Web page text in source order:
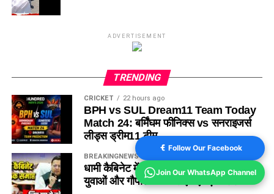
ADVERTISEMENT
TRENDING
CRICKET 22 hours ago
BPH vs SUL Dream11 Team Today
Match 24: बर्मिंघम फीनिक्स vs सनराइजर्स
लीड्स ड्रीम11 टीम
BREAKINGNEWS
धामी कैबिनेट में 15 प्रस्तावों पर मुहर, मजदूरों,
युवाओं और गौपालकों के लिए गए बड़े फैसले
Follow Our Facebook
Join Our WhatsApp Channel